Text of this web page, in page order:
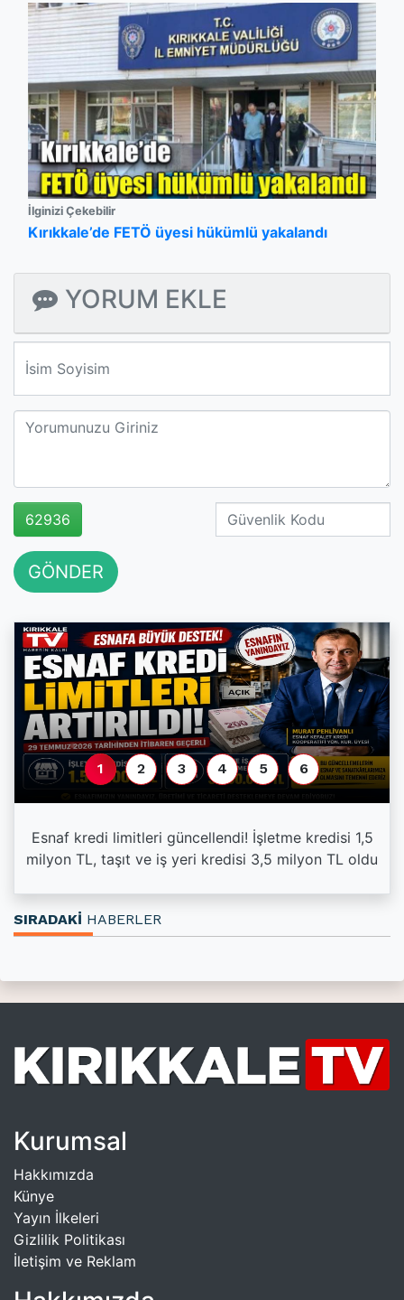
İlginizi Çekebilir
Kırıkkale’de FETÖ üyesi hükümlü yakalandı
YORUM EKLE
62936
GÖNDER
Esnaf kredi limitleri güncellendi! İşletme kredisi 1,5
milyon TL, taşıt ve iş yeri kredisi 3,5 milyon TL oldu
1 2 3 4 5 6
SIRADAKİ HABERLER
Kurumsal
Hakkımızda
Künye
Yayın İlkeleri
Gizlilik Politikası
İletişim ve Reklam